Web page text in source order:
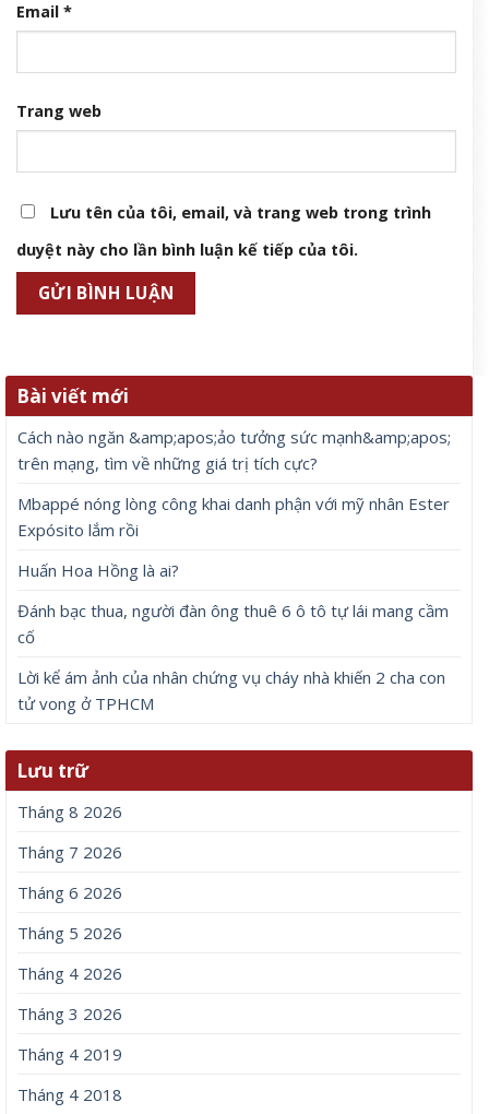
Email *
Trang web
Lưu tên của tôi, email, và trang web trong trình
duyệt này cho lần bình luận kế tiếp của tôi.
Bài viết mới
Cách nào ngăn &amp;apos;ảo tưởng sức mạnh&amp;apos;
trên mạng, tìm về những giá trị tích cực?
Mbappé nóng lòng công khai danh phận với mỹ nhân Ester
Expósito lắm rồi
Huấn Hoa Hồng là ai?
Đánh bạc thua, người đàn ông thuê 6 ô tô tự lái mang cầm
cố
Lời kể ám ảnh của nhân chứng vụ cháy nhà khiến 2 cha con
tử vong ở TPHCM
Lưu trữ
Tháng 8 2026
Tháng 7 2026
Tháng 6 2026
Tháng 5 2026
Tháng 4 2026
Tháng 3 2026
Tháng 4 2019
Tháng 4 2018